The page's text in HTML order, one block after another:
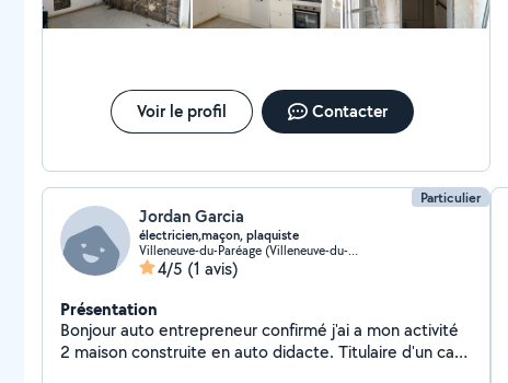
Voir le profil Contacter
Particulier
Jordan Garcia
électricien,maçon, plaquiste
Villeneuve-du-Paréage (Villeneuve-du-Paréage)
4/5 (1 avis)
Présentation
Bonjour auto entrepreneur confirmé j'ai a mon activité
2 maison construite en auto didacte. Titulaire d'un cap